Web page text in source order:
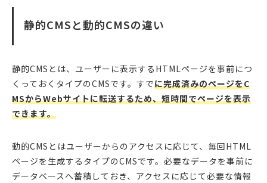
静的CMSと動的CMSの違い
静的CMSとは、ユーザーに表示するHTMLページを事前につ
くっておくタイプのCMSです。すでに完成済みのページをC
MSからWebサイトに転送するため、短時間でページを表示
できます。
動的CMSとはユーザーからのアクセスに応じて、毎回HTML
ページを生成するタイプのCMSです。必要なデータを事前に
データベースへ蓄積しておき、アクセスに応じて必要な情報